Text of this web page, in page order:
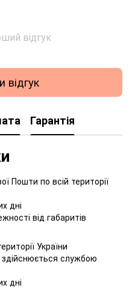
відгук
відгук
Гарантія
Пошти по всій території
дні
від габаритів
України
службою
дні